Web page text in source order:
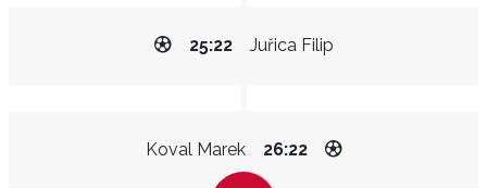
Juřica Filip
25:22
Koval Marek 26:22